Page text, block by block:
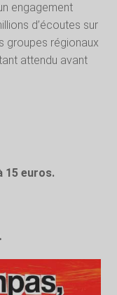
engagement
d’écoutes sur
groupes régionaux
attendu avant
15 euros.